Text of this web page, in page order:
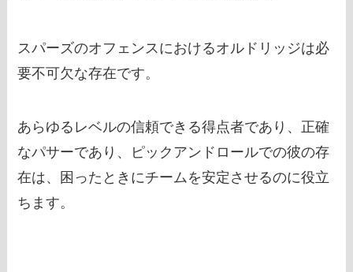
スパーズのオフェンスにおけるオルドリッジは必
要不可欠な存在です。
あらゆるレベルの信頼できる得点者であり、正確
なパサーであり、ピックアンドロールでの彼の存
在は、困ったときにチームを安定させるのに役立
ちます。